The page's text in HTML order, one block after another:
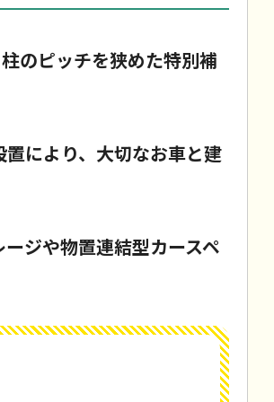
のピッチを狭めた特別補
により、大切なお車と建
ジや物置連結型カースペ